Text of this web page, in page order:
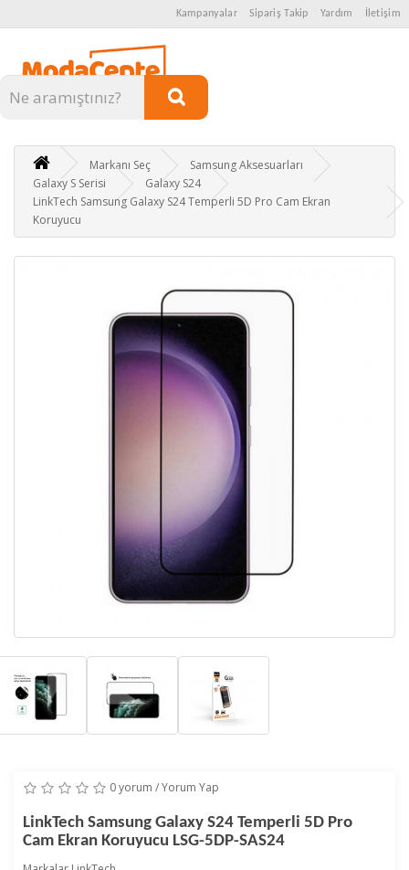
Kampanyalar Sipariş Takip Yardım İletişim
Kategoriler
Markanı Seç
Samsung Aksesuarları
Galaxy S Serisi
Galaxy S24
LinkTech Samsung Galaxy S24 Temperli 5D Pro Cam Ekran
Koruyucu
0 yorum /Yorum Yap
LinkTech Samsung Galaxy S24 Temperli 5D Pro
Cam Ekran Koruyucu LSG-5DP-SAS24